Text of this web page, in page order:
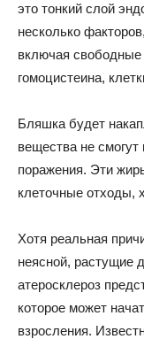
это тонкий слой
несколько
включая
гомоцистеина,
Бляшка будет
вещества не смогут
поражения. Эти
клеточные отходы,
Хотя реальная
неясной, растущие
атеросклероз
которое может
взросления.